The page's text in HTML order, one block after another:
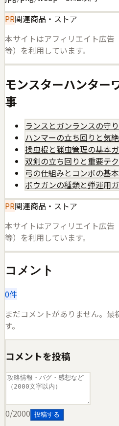
PR関連商品・ストア
本サイトはアフィリエイト広告
等）を利用しています。
モンスターハンター
事
ランスとガンランスの守
ハンマーの立ち回りと気
操虫棍と猟虫管理の基本
双剣の立ち回りと重要テ
弓の仕組みとコンボの基
ボウガンの種類と弾運用
PR関連商品・ストア
本サイトはアフィリエイト広告
等）を利用しています。
コメント
0件
まだコメントがありません。最
す。
コメントを投稿
0/2000 投稿する